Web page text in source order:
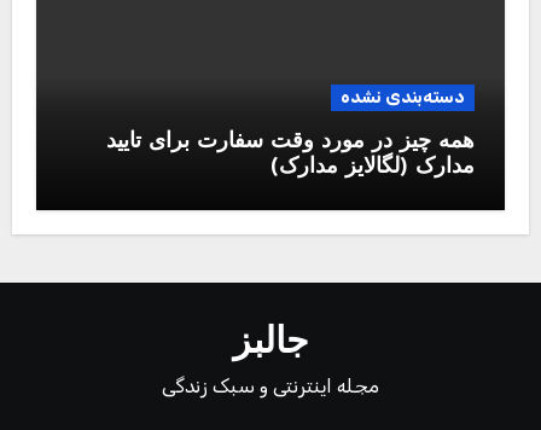
دسته‌بندی نشده
همه چیز در مورد وقت سفارت برای تایید
مدارک (لگالایز مدارک)
جالبز
مجله اینترنتی و سبک زندگی